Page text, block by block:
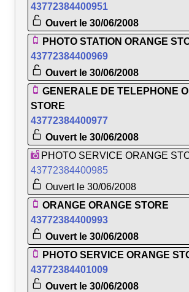
43772384400951
Ouvert le 30/06/2008
PHOTO STATION ORANGE
43772384400969
Ouvert le 30/06/2008
GENERALE DE TELEPHONE
STORE
43772384400977
Ouvert le 30/06/2008
PHOTO SERVICE ORANGE
43772384400985
Ouvert le 30/06/2008
ORANGE ORANGE STORE
43772384400993
Ouvert le 30/06/2008
PHOTO SERVICE ORANGE
43772384401009
Ouvert le 30/06/2008